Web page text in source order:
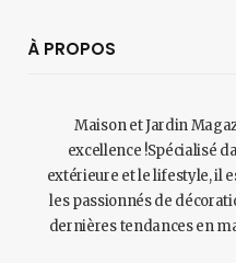
À PROPOS
Maison et Jardin
excellence !Spécialisé
extérieure et le lifestyle, il
les passionnés de
dernières tendances en